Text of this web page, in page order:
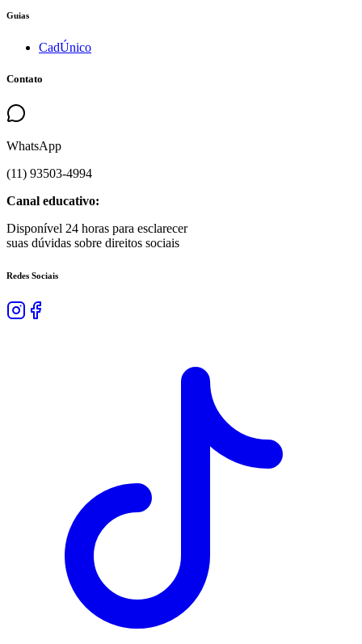
Guias
CadÚnico
Contato
WhatsApp
(11) 93503-4994
Canal educativo:
Disponível 24 horas para esclarecer
suas dúvidas sobre direitos sociais
Redes Sociais